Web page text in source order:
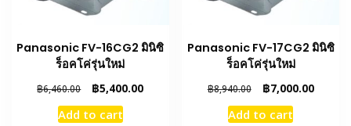
Panasonic FV-16CG2 มินิซิ
ร็อคโค่รุ่นใหม่
฿6,460.00
Original
price
was:
฿5,400.00Current
Add to cart
Panasonic FV-17CG2 มินิซิ
ร็อคโค่รุ่นใหม่
฿8,940.00
Original
price
was:
฿7,000.00Current
Add to cart